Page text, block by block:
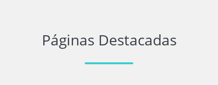
Páginas Destacadas